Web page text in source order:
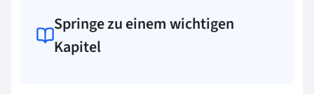
Springe zu einem wichtigen
Kapitel